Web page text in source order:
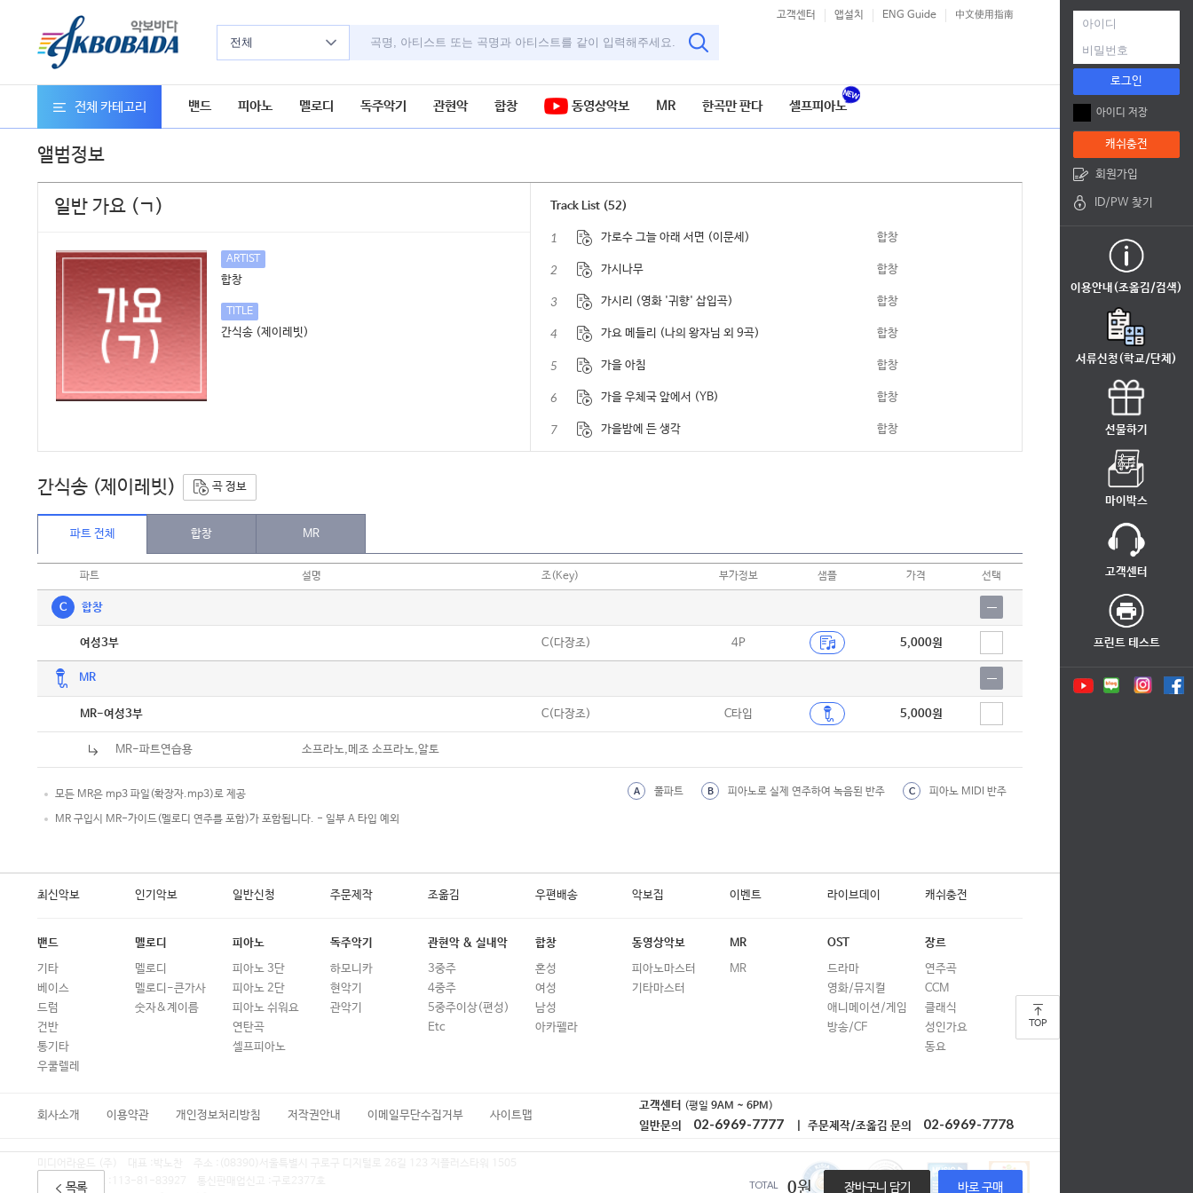
전체
고객센터 앱설치 ENG Guide 中文使用指南
전체 카테고리 밴드 피아노 멜로디 독주악기 관현악 합창 동영상악보 MR 한곡만 판다 셀프피아노
앨범정보
일반 가요 (ㄱ)
ARTIST
합창
TITLE
간식송 (제이레빗)
Track List (52)
1 가로수 그늘 아래 서면 (이문세) 합창
2 가시나무 합창
3 가시리 (영화 '귀향' 삽입곡) 합창
4 가요 메들리 (나의 왕자님 외 9곡) 합창
5 가을 아침 합창
6 가을 우체국 앞에서 (YB) 합창
7 가을밤에 든 생각 합창
11 가족사진 합창
12 간식송 (제이레빗) 합창
16
걱정말아요 그대
21 고백 (델리스파이스) 합창
23 고속도로 로맨스
24 고향의 푸른잔디
25 합창
26
그녀가 처음 울던 날 (김광석)
그녀를 만나는 곳 100m전 합창
간식송 (제이레빗) 곡 정보
파트 전체 합창 MR
파트 설명 조(Key) 부가정보 샘플 가격 선택
C 합창
여성3부 C(다장조) 4P 5,000원
MR
MR-여성3부 C(다장조) C타입 5,000원
MR-파트연습용 소프라노,메조 소프라노,알토
모든 MR은 mp3 파일(확장자.mp3)로 제공
MR 구입시 MR-가이드(멜로디 연주를 포함)가 포함됩니다. - 일부 A 타입 예외
A 풀파트 B 피아노로 실제 연주하여 녹음된 반주 C 피아노 MIDI 반주
목록 TOTAL 0원 장바구니 담기 바로 구매
최신악보 인기악보 일반신청 주문제작 조옮김 우편배송 악보집 이벤트 라이브데이 캐쉬충전
밴드
기타
베이스
드럼
건반
통기타
우쿨렐레
멜로디
멜로디
멜로디-큰가사
숫자&계이름
피아노
피아노 3단
피아노 2단
피아노 쉬워요
연탄곡
셀프피아노
독주악기
하모니카
현악기
관악기
관현악 & 실내악
3중주
4중주
5중주이상(편성)
Etc
합창
혼성
여성
남성
아카펠라
동영상악보
피아노마스터
기타마스터
MR
MR
OST
드라마
영화/뮤지컬
애니메이션/게임
방송/CF
장르
연주곡
CCM
클래식
성인가요
동요
회사소개 이용약관 개인정보처리방침 저작권안내 이메일무단수집거부 사이트맵
고객센터 (평일 9AM ~ 6PM)
일반문의 02-6969-7777 | 주문제작/조옮김 문의 02-6969-7778
사업자등록번호 :
로그인
아이디 저장
캐쉬충전
회원가입
ID/PW 찾기
이용안내(조옮김/검색)
서류신청(학교/단체)
선물하기
마이박스
고객센터
프린트 테스트
TOP